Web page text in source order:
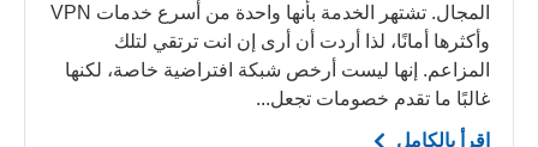
المجال. تشتهر الخدمة بأنها واحدة من أسرع خدمات VPN
وأكثرها أمانًا، لذا أردت أن أرى إن انت ترتقي لتلك
المزاعم. إنها ليست أرخص شبكة افتراضية خاصة، لكنها
غالبًا ما تقدم خصومات تجعل...
اقرأ بالكامل